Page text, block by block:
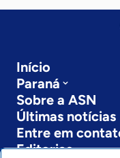
Início
Paraná
Sobre a ASN
Últimas notícias
Entre em
Editorias